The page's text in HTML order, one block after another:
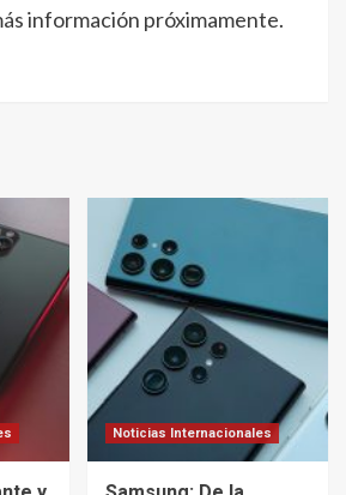
información próximamente.
Noticias Internacionales